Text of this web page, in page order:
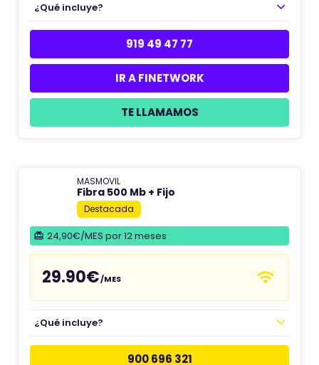
¿Qué incluye?
919 49 47 77
IR A FINETWORK
TE LLAMAMOS
MASMOVIL
Fibra 500 Mb + Fijo
Destacada
24,90€/MES por 12 meses
29.90€/MES
¿Qué incluye?
900 696 321